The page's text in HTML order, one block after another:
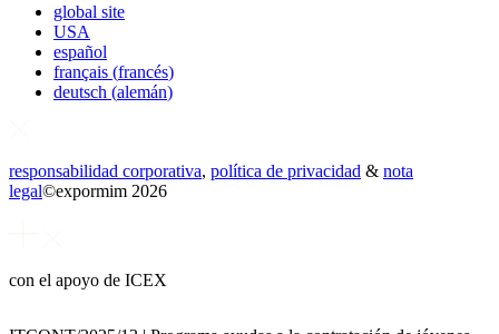
global site
USA
español
français (francés)
deutsch (alemán)
responsabilidad corporativa, política de privacidad & nota
legal©expormim 2026
con el apoyo de ICEX